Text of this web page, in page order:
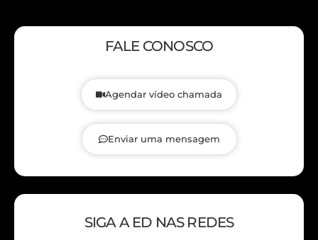
FALE CONOSCO
Agendar vídeo chamada
Enviar uma mensagem
SIGA A ED NAS REDES